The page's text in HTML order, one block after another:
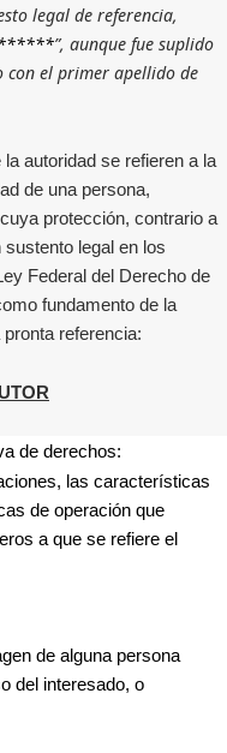
legal de referencia,
”, aunque fue suplido
con el primer apellido de
autoridad se refieren a la
de una persona,
protección, contrario a
legal en los
Federal del Derecho de
fundamento de la
referencia:
de derechos:
las características
de operación que
a que se refiere el
de alguna persona
del interesado, o